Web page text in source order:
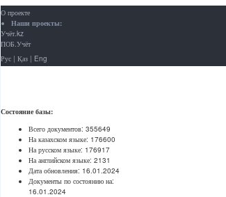
О проекте
Наши проекты:
Учёт.kz
ПОБ.Учёт
Рус | Қаз | Eng
Состояние базы:
Всего документов: 355649
На казахском языке: 176600
На русском языке: 176917
На английском языке: 2131
Дата обновления: 16.01.2024
Документы по состоянию на:
16.01.2024